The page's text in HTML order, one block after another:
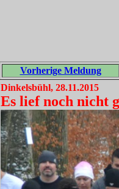
Vorherige Meldung
Dinkelsbühl, 28.11.2015
Es lief noch nicht